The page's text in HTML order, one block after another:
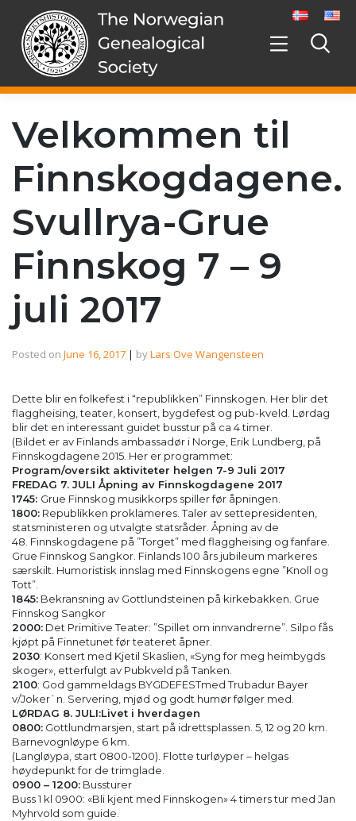
content
Velkommen til
Finnskogdagene.
Svullrya-Grue
Finnskog 7 – 9
juli 2017
Posted on June 16, 2017 | byLars Ove Wangensteen
Dette blir en folkefest i “republikken” Finnskogen. Her blir det
flaggheising, teater, konsert, bygdefest og pub-kveld. Lørdag
blir det en interessant guidet busstur på ca 4 timer.
(Bildet er av Finlands ambassadør i Norge, Erik Lundberg, på
Finnskogdagene 2015. Her er programmet:
Program/oversikt aktiviteter helgen 7-9 Juli 2017
FREDAG 7. JULI Åpning av Finnskogdagene 2017
1745: Grue Finnskog musikkorps spiller før åpningen.
1800: Republikken proklameres. Taler av settepresidenten,
statsministeren og utvalgte statsråder. Åpning av de
48. Finnskogdagene på ”Torget” med flaggheising og fanfare.
Grue Finnskog Sangkor. Finlands 100 års jubileum markeres
særskilt. Humoristisk innslag med Finnskogens egne ”Knoll og
Tott”.
1845: Bekransning av Gottlundsteinen på kirkebakken. Grue
Finnskog Sangkor
2000: Det Primitive Teater: ”Spillet om innvandrerne”. Silpo fås
kjøpt på Finnetunet før teateret åpner.
2030: Konsert med Kjetil Skaslien, «Syng for meg heimbygds
skoger», etterfulgt av Pubkveld på Tanken.
2100: God gammeldags BYGDEFESTmed Trubadur Bayer
v/Joker`n. Servering, mjød og godt humør følger med.
LØRDAG 8. JULI:Livet i hverdagen
0800: Gottlundmarsjen, start på idrettsplassen. 5, 12 og 20 km.
Barnevognløype 6 km.
(Langløypa, start 0800-1200). Flotte turløyper – helgas
høydepunkt for de trimglade.
0900 – 1200: Bussturer
Buss 1 kl 0900: «Bli kjent med Finnskogen» 4 timers tur med Jan
Myhrvold som guide.